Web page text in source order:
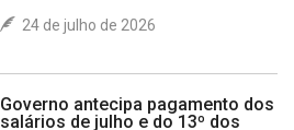
24 de julho de 2026
Governo antecipa pagamento dos
salários de julho e do 13º dos